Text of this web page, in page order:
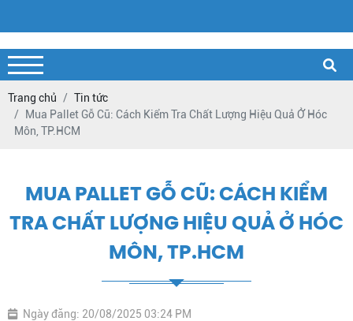
Trang chủ
Tin tức
Mua Pallet Gỗ Cũ: Cách Kiểm Tra Chất Lượng Hiệu Quả Ở Hóc
Môn, TP.HCM
MUA PALLET GỖ CŨ: CÁCH KIỂM
TRA CHẤT LƯỢNG HIỆU QUẢ Ở HÓC
MÔN, TP.HCM
Ngày đăng: 20/08/2025 03:24 PM